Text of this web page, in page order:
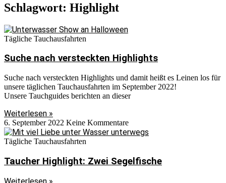
Schlagwort: Highlight
Tägliche Tauchausfahrten
Suche nach versteckten Highlights
Suche nach versteckten Highlights und damit heißt es Leinen los für
unsere täglichen Tauchausfahrten im September 2022!
Unsere Tauchguides berichten an dieser
Weiterlesen »
6. September 2022 Keine Kommentare
Tägliche Tauchausfahrten
Taucher Highlight: Zwei Segelfische
Weiterlesen »